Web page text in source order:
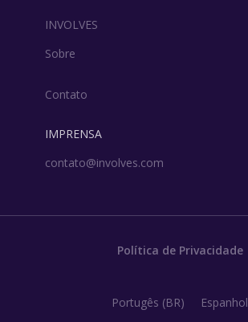
INVOLVES
Sobre
Contato
IMPRENSA
contato@involves.com
Política de Privacidade
Portugês (BR) Espanhol